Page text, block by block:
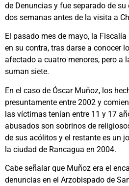
de Denuncias y fue separado de su
dos semanas antes de la visita a
El pasado mes de mayo, la
en su contra, tras darse a conocer
afectado a cuatro menores, pero a
suman siete.
En el caso de Óscar Muñoz, los
presuntamente entre 2002 y
las víctimas tenían entre 11 y 17
abusados son sobrinos de
de sus acólitos y el restante es un
la ciudad de Rancagua en 2004.
Cabe señalar que Muñoz era el
denuncias en el Arzobispado de